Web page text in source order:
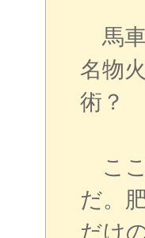
馬車
名物
術？
ここ
だ。
だけ